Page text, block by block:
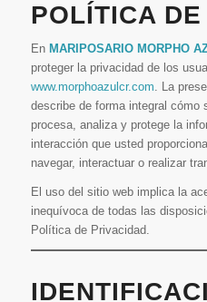
POLÍTICA
En MARIPOSARIO MORPHO
proteger la privacidad de los
www.morphoazulcr.com. La
describe de forma integral cómo
procesa, analiza y protege la
interacción que usted
navegar, interactuar o realizar
El uso del sitio web implica la
inequívoca de todas las
Política de Privacidad.